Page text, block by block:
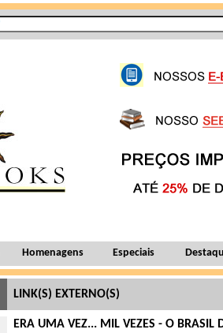
Homenagens Especiais
LINK(S) EXTERNO(S)
ERA UMA VEZ... MIL VEZES - O BRASIL